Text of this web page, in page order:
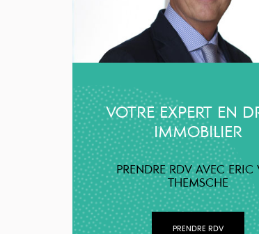
VOTRE EXPERT EN
IMMOBILIER
PRENDRE RDV AVEC ERIC
THEMSCHE
PRENDRE RDV